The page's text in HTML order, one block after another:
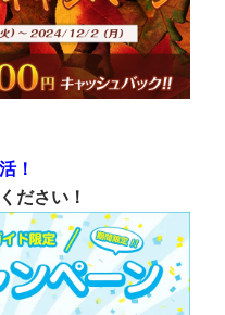
！
ださい！